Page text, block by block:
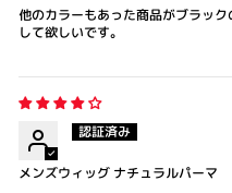
他のカラーもあった商品がブラッ
して欲しいです。
メンズウィッグ ナチュラルパーマ